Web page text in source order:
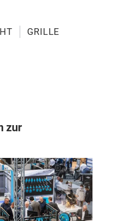
GRILLE
zur